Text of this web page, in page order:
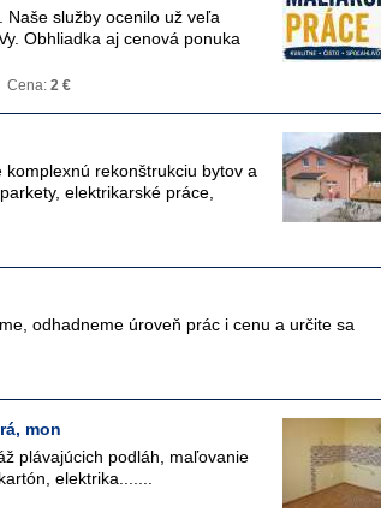
služby ocenilo už veľa
Obhliadka aj cenová ponuka
Cena: 2 €
rekonštrukciu bytov a
elektrikarské práce,
odhadneme úroveň prác i cenu a určite sa
mon
plávajúcich podláh, maľovanie
elektrika.......